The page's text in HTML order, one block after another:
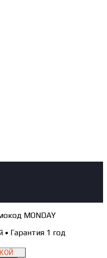
MONDAY
• Гарантия 1 год